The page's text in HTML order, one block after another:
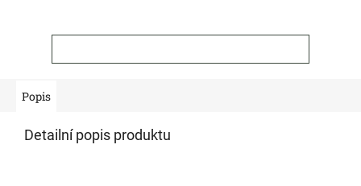
Popis
Detailní popis produktu